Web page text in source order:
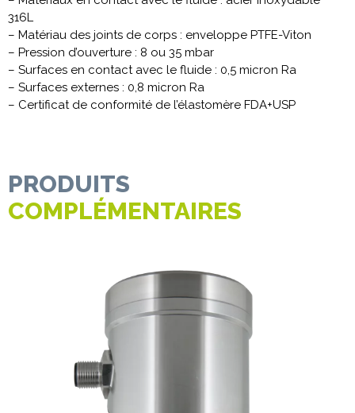
316L
– Matériau des joints de corps : enveloppe PTFE-Viton
– Pression d’ouverture : 8 ou 35 mbar
– Surfaces en contact avec le fluide : 0,5 micron Ra
– Surfaces externes : 0,8 micron Ra
– Certificat de conformité de l’élastomère FDA+USP
PRODUITS
COMPLÉMENTAIRES